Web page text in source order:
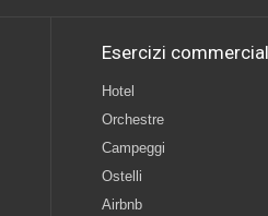
Esercizi
Hotel
Orchestre
Campeggi
Ostelli
Airbnb